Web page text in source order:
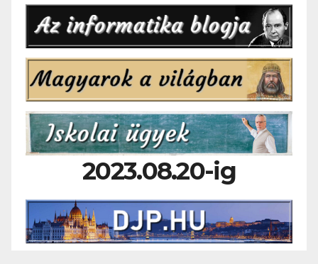
2023.08.20-ig